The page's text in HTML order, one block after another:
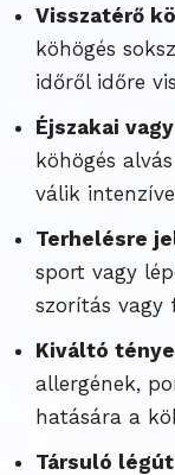
Visszatérő
köhögés
időről időre
Éjszakai
köhögés
válik
Terhelésre
sport vagy
szorítás vagy
Kiváltó
allergének,
hatására a
Társuló